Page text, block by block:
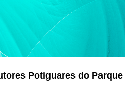
Potiguares do